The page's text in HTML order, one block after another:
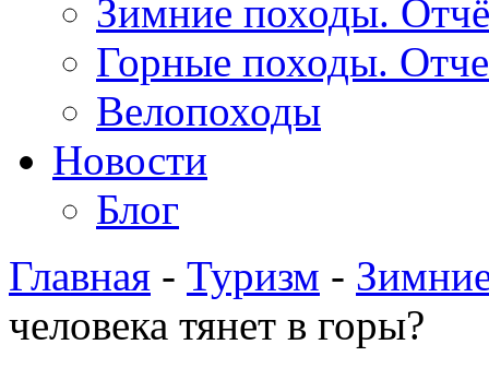
Зимние походы.
Горные походы.
Велопоходы
Новости
Блог
Главная - Туризм -
человека тянет в горы?